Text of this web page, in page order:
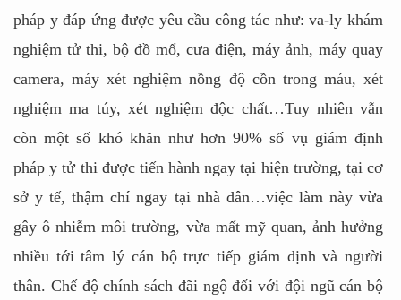
pháp y đáp ứng được yêu cầu công tác như: va-ly khám
nghiệm tử thi, bộ đồ mổ, cưa điện, máy ảnh, máy quay
camera, máy xét nghiệm nồng độ cồn trong máu, xét
nghiệm ma túy, xét nghiệm độc chất…Tuy nhiên vẫn
còn một số khó khăn như hơn 90% số vụ giám định
pháp y tử thi được tiến hành ngay tại hiện trường, tại cơ
sở y tế, thậm chí ngay tại nhà dân…việc làm này vừa
gây ô nhiễm môi trường, vừa mất mỹ quan, ảnh hưởng
nhiều tới tâm lý cán bộ trực tiếp giám định và người
thân. Chế độ chính sách đãi ngộ đối với đội ngũ cán bộ